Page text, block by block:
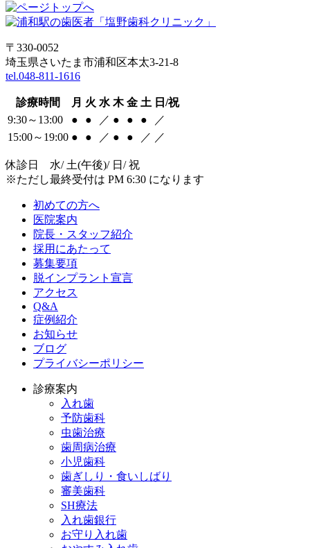
〒330-0052
埼玉県さいたま市浦和区本太3-21-8
tel.048-811-1616
診療時間 月 火 水 木 金 土 日/祝
9:30～13:00
● ● ／ ● ● ●
／
15:00～19:00 ● ● ／ ● ● ／ ／
休診日 水/ 土(午後)/ 日/ 祝
※ただし最終受付は PM 6:30 になります
初めての方へ
医院案内
院長・スタッフ紹介
採用にあたって
募集要項
脱インプラント宣言
アクセス
Q&A
症例紹介
お知らせ
ブログ
プライバシーポリシー
診療案内
入れ歯
予防歯科
虫歯治療
歯周病治療
小児歯科
歯ぎしり・食いしばり
審美歯科
SH療法
入れ歯銀行
お守り入れ歯